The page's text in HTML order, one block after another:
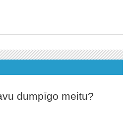
dumpīgo meitu?